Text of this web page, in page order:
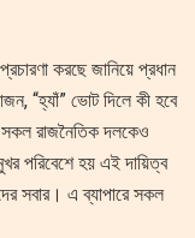
করছে জানিয়ে প্রধান
“হ্যাঁ” ভোট দিলে কী হবে
সকল রাজনৈতিক দলকেও
পরিবেশে হয় এই দায়িত্ব
সবার। এ ব্যাপারে সকল